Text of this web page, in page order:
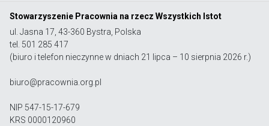
Stowarzyszenie Pracownia na rzecz Wszystkich Istot
ul. Jasna 17, 43-360 Bystra, Polska
tel. 501 285 417
(biuro i telefon nieczynne w dniach 21 lipca – 10 sierpnia 2026 r.)
biuro@pracownia.org.pl
NIP 547-15-17-679
KRS 0000120960